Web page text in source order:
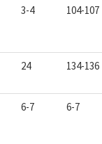
3-4 104-107
24 134-136
6-7 6-7